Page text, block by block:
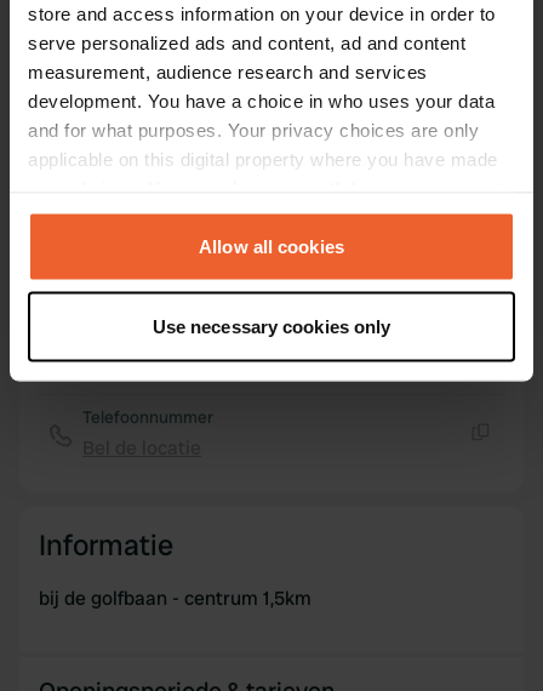
store and access information on your device in order to
serve personalized ads and content, ad and content
measurement, audience research and services
development. You have a choice in who uses your data
and for what purposes. Your privacy choices are only
applicable on this digital property where you have made
any time from the Cookie Declaration or by clicking on
the Privacy trigger icon.
Collect information about your geographical location
which can be accurate to within several meters
specific characteristics (fingerprinting)
We use cookies to personalise content and ads, to
We also share information about your use of our site with
Allow all cookies
Use necessary cookies only
Kopiëren
49.25271 10.96496
Sitecode
97470
Upgrade naarPRO+
Toon op kaart
Bezoek website Kopiëren
Telefoonnummer
Informatie
bij de golfbaan - centrum 1,5km